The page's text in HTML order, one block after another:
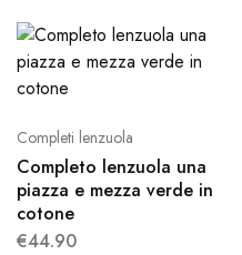
Completi lenzuola
Completo lenzuola una
piazza e mezza verde in
cotone
€44.90